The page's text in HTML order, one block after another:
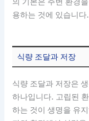
용하는 것에 있습니다.
식량 조달과 저장
식량 조달과 저장은
하나입니다. 고립된
하는 것이 생명을 유